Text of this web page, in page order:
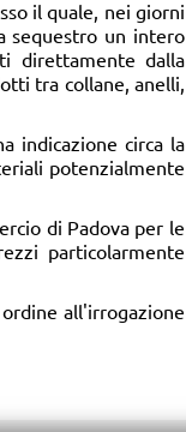
il quale, nei giorni
sequestro un intero
direttamente dalla
tra collane, anelli,
indicazione circa la
potenzialmente
di Padova per le
particolarmente
all'irrogazione